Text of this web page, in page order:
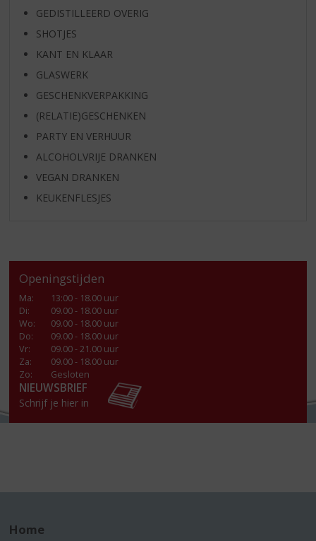
GEDISTILLEERD OVERIG
SHOTJES
KANT EN KLAAR
GLASWERK
GESCHENKVERPAKKING
(RELATIE)GESCHENKEN
PARTY EN VERHUUR
ALCOHOLVRIJE DRANKEN
VEGAN DRANKEN
KEUKENFLESJES
Openingstijden
Ma:
13:00 - 18.00 uur
Di:
09.00 - 18.00 uur
Wo:
09.00 - 18.00 uur
Do:
09.00 - 18.00 uur
Vr:
09.00 - 21.00 uur
Za:
09.00 - 18.00 uur
Zo:
Gesloten
NIEUWSBRIEF
Schrijf je hier in
Home